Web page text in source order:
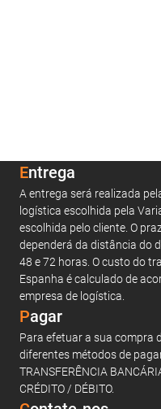
Entrega
A entrega será realizada
logística escolhida pela
escolhida pelo cliente. O
dependerá da distância do
48 e 72 horas. O custo do
Espanha é calculado de
empresa de logística.
Pagar
Para efetuar a sua compra
diferentes métodos de
TRANSFERÊNCIA
CRÉDITO / DÉBITO.